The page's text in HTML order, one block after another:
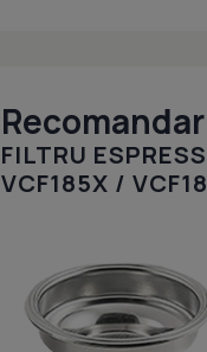
FILTRU
VCF185X /